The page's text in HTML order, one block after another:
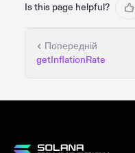
Is this page helpful?
Попередній
getInflationRate